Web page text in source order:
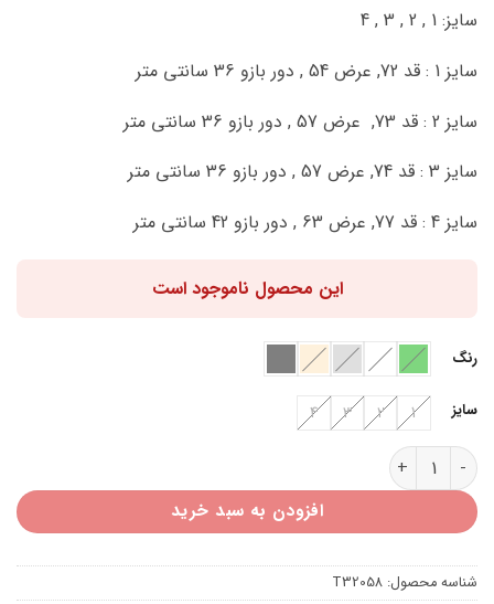
سایز: 1 , 2 , 3 , 4
سایز 1 : قد 72, عرض 54 , دور بازو 36 سانتی متر
سایز 2 : قد 73, عرض 57 , دور بازو 36 سانتی متر
سایز 3 : قد 74, عرض 57 , دور بازو 36 سانتی متر
سایز 4 : قد 77, عرض 63 , دور بازو 42 سانتی متر
این محصول ناموجود است
رنگ
سایز 1
2
3
4
تیشرت مردانه راه راه T32058 عدد
افزودن به سبد خرید
شناسه محصول: T32058